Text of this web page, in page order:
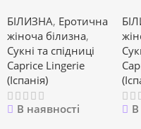
БІЛИЗНА, Еротична
жіноча білизна,
Сукні та спідниці
Caprice Lingerie
(Іспанія)
В наявності
В